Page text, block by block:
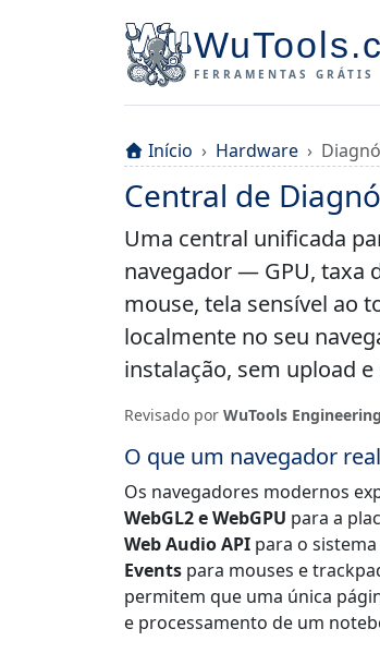
FERRAMENTAS GRÁTIS
Início Hardware
Central de
Uma central unificada
navegador — GPU, taxa
mouse, tela sensível ao
localmente no seu
instalação, sem upload
Revisado por WuTools
O que um navegador
Os navegadores modernos
WebGL2 e WebGPU para a
Web Audio API para o
Events para mouses e
permitem que uma única
e processamento de um